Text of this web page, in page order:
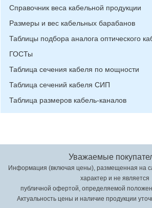
Справочник веса кабельной продукции
Размеры и вес кабельных барабанов
Таблицы подбора аналога оптического
ГОСТы
Таблица сечения кабеля по мощности
Таблица сечений кабеля СИП
Таблица размеров кабель-каналов
Уважаемые
Информация (включая цены), размещенная на
характер и не является
публичной офертой, определяемой
Актуальность цены и наличие продукции